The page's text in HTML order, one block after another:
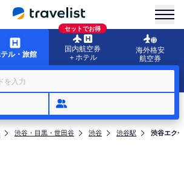
ル・旅館
セットでお得
国内航空券
＋ホテル
海外格安
航空券
を入力
渋谷・目黒・世田谷 渋谷 渋谷駅 渋谷エク